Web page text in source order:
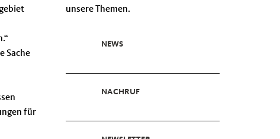
Sache
für
unsere Themen.
NEWS
NACHRUF